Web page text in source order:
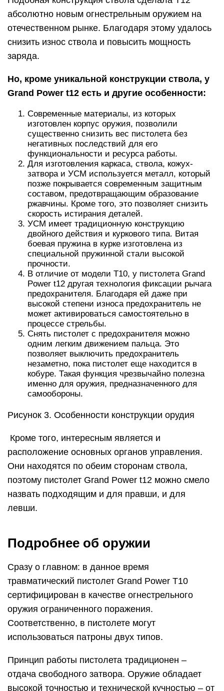
абсолютно новым огнестрельным оружием на
отечественном рынке. Благодаря этому удалось
снизить износ ствола и повысить мощность
заряда.
Но, кроме уникальной конструкции ствола, у
Grand Power t12 есть и другие особенности:
Современные материалы, из которых
изготовлен корпус оружия, позволили
существенно снизить вес пистолета без
негативных последствий для его
функциональности и ресурса работы.
Для изготовления каркаса, ствола, кожух-
затвора и УСМ используется металл, который
позже покрывается современным защитным
составом, предотвращающим образование
ржавчины. Кроме того, это позволяет снизить
скорость истирания деталей.
УСМ имеет традиционную конструкцию
двойного действия и куркового типа. Витая
боевая пружина в курке изготовлена из
специальной пружинной стали высокой
прочности.
В отличие от модели Т10, у пистолета Grand
Power t12 другая технология фиксации рычага
предохранителя. Благодаря ей даже при
высокой степени износа предохранитель не
может активироваться самостоятельно в
процессе стрельбы.
Снять пистолет с предохранителя можно
одним легким движением пальца. Это
позволяет выключить предохранитель
незаметно, пока пистолет еще находится в
кобуре. Такая функция чрезвычайно полезна
именно для оружия, предназначенного для
самообороны.
Рисунок 3. Особенности конструкции орудия
Кроме того, интересным является и
расположение основных органов управления.
Они находятся по обеим сторонам ствола,
поэтому пистолет Grand Power t12 можно смело
назвать подходящим и для правши, и для
левши.
Подробнее об оружии
Сразу о главном: в данное время
травматический пистолет Grand Power T10
сертифицирован в качестве огнестрельного
оружия ограниченного поражения.
Соответственно, в пистолете могут
использоваться патроны двух типов.
Принцип работы пистолета традиционен –
отдача свободного затвора. Оружие обладает
высокой точностью и технической кучностью – от